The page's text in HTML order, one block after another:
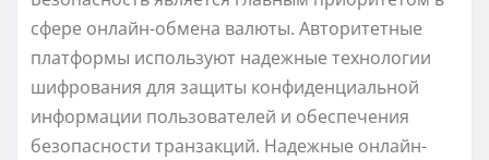
сфере онлайн-обмена валюты. Авторитетные
платформы используют надежные технологии
шифрования для защиты конфиденциальной
информации пользователей и обеспечения
безопасности транзакций. Надежные онлайн-